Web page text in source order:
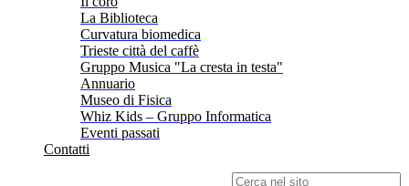
La Biblioteca
Curvatura biomedica
Trieste città del caffè
Gruppo Musica "La cresta in testa"
Annuario
Museo di Fisica
Whiz Kids – Gruppo Informatica
Eventi passati
Contatti